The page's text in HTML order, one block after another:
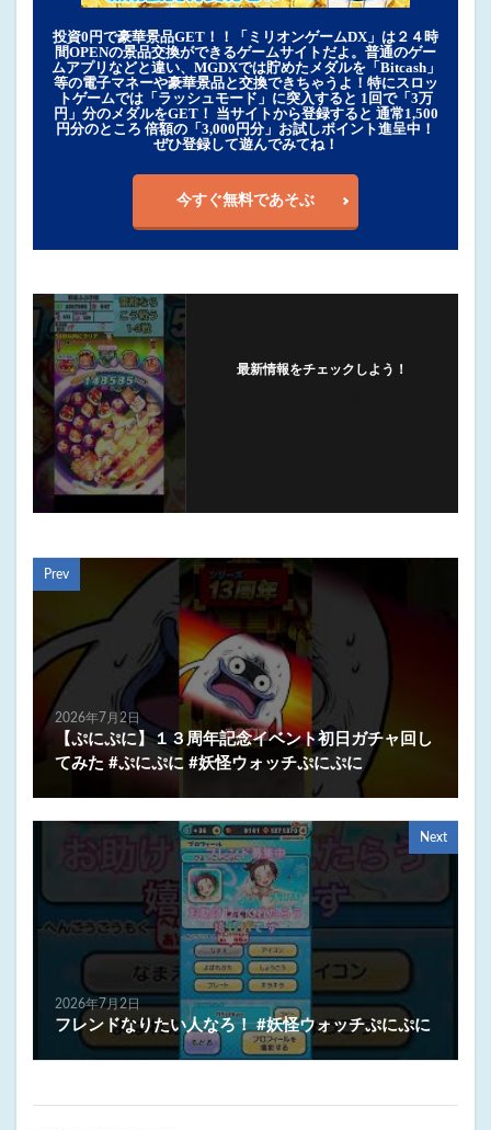
投資0円で豪華景品GET！！「ミリオンゲームDX」は２４時
間OPENの景品交換ができるゲームサイトだよ。普通のゲー
ムアプリなどと違い、MGDXでは貯めたメダルを「Bitcash」
等の電子マネーや豪華景品と交換できちゃうよ！特にスロッ
トゲームでは「ラッシュモード」に突入すると 1回で「3万
円」分のメダルをGET！ 当サイトから登録すると 通常1,500
円分のところ 倍額の「3,000円分」お試しポイント進呈中！
ぜひ登録して遊んでみてね！
今すぐ無料であそぶ
最新情報をチェックしよう！
Prev
2026年7月2日
【ぷにぷに】１３周年記念イベント初日ガチャ回し
てみた #ぷにぷに #妖怪ウォッチぷにぷに
Next
2026年7月2日
フレンドなりたい人なろ！ #妖怪ウォッチぷにぷに